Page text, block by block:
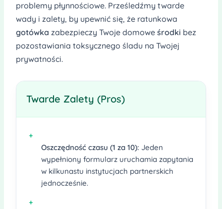
problemy płynnościowe. Prześledźmy twarde
wady i zalety, by upewnić się, że ratunkowa
gotówka zabezpieczy Twoje domowe środki bez
pozostawiania toksycznego śladu na Twojej
prywatności.
Twarde Zalety (Pros)
+
Oszczędność czasu (1 za 10): Jeden
wypełniony formularz uruchamia zapytania
w kilkunastu instytucjach partnerskich
jednocześnie.
+